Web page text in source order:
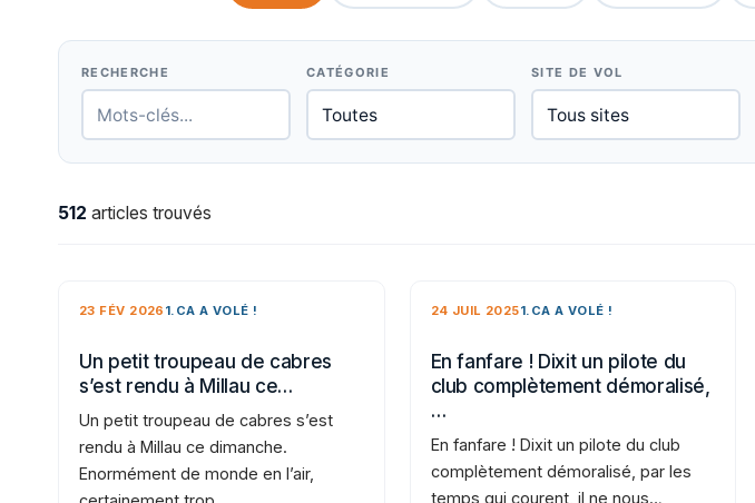
RECHERCHE CATÉGORIE SITE DE VOL
512 articles trouvés
23 FÉV 2026 1.CA A VOLÉ !
Un petit troupeau de cabres
s’est rendu à Millau ce…
Un petit troupeau de cabres s’est
rendu à Millau ce dimanche.
Enormément de monde en l’air,
24 JUIL 20251.CA A VOLÉ !
En fanfare ! Dixit un pilote du
club complètement démoralisé,
…
En fanfare ! Dixit un pilote du club
complètement démoralisé, par les
temps qui courent, il ne nous…